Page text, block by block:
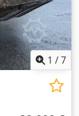
1 /7